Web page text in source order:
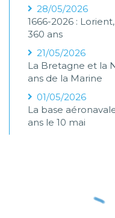
28/05/2026
1666-2026 :
360 ans
21/05/2026
La Bretagne et la
ans de la Marine
01/05/2026
La base
ans le 10 mai